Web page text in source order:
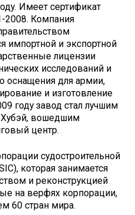
Имеет сертификат
2008. Компания
импортной и экспортной
лицензии
исследований и
оснащения для армии,
и изготовление
году завод стал лучшим
вошедшим
центр.
судостроительной
которая занимается
и реконструкцией
на верфях корпорации,
60 стран мира.